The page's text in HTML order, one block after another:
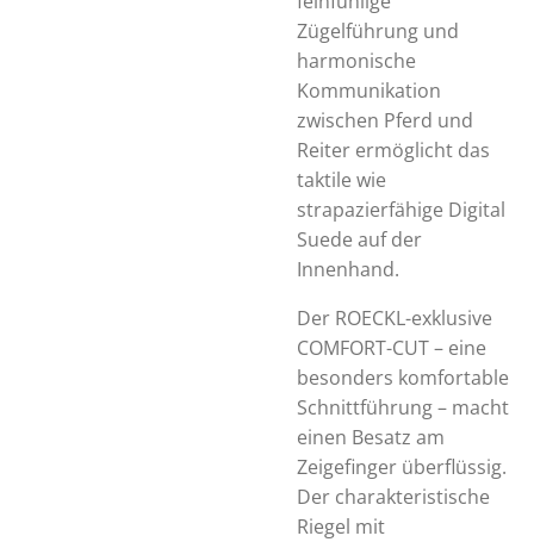
Zügelführung und
harmonische
Kommunikation
zwischen Pferd und
Reiter ermöglicht das
taktile wie
strapazierfähige Digital
Suede auf der
Innenhand.
Der ROECKL-exklusive
COMFORT-CUT – eine
besonders komfortable
Schnittführung – macht
einen Besatz am
Zeigefinger überflüssig.
Der charakteristische
Riegel mit